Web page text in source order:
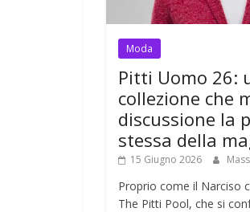
Moda
Pitti Uomo 26:
collezione che
discussione la
stessa della
15 Giugno 2026
Proprio come il Narciso
The Pitti Pool, che si